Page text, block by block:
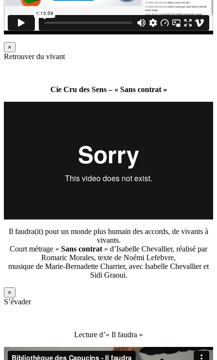
×
Retrouver du vivant
Cie Cru des Sens – « Sans contrat »
Il faudra(it) pour un monde plus humain des accords, de vivants à
vivants.
Court métrage « Sans contrat » d’Isabelle Chevallier, réalisé par
Romaric Morales, texte de Noémi Lefebvre,
musique de Marie-Bernadette Charrier, avec Isabelle Chevallier et
Sidi Graoui.
×
S’évader
Lecture d’« Il faudra »